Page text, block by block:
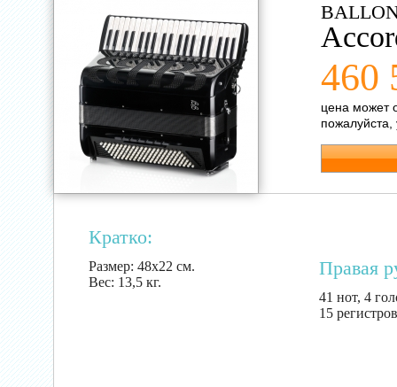
460
цена может
пожалуйста,
Кратко:
Размер: 48х22 см.
Вес: 13,5 кг.
Правая
41 нот, 4
15